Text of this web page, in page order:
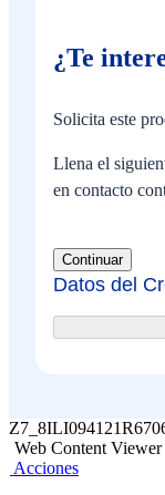
¿Te
Solicita este
Llena el
en contacto
Continuar
Datos del
Web Content Viewer
Acciones